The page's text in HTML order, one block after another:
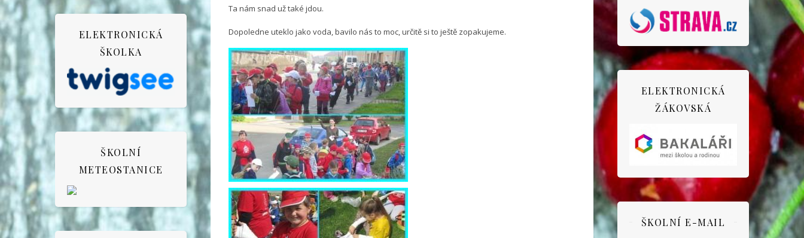
ELEKTRONICKÁ
ŠKOLKA
ŠKOLNÍ
METEOSTANICE
Ta nám snad už také jdou.
Dopoledne uteklo jako voda, bavilo nás to moc, určitě si to ještě zopakujeme.
ELEKTRONICKÁ
ŽÁKOVSKÁ
ŠKOLNÍ E-MAIL